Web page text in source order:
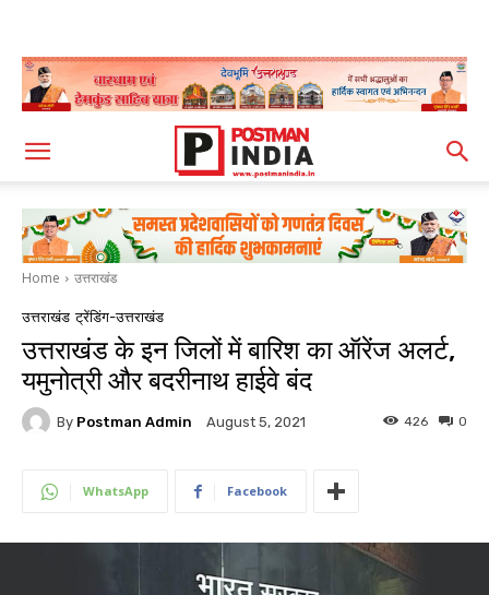
Home उत्तराखंड
उत्तराखंड ट्रेंडिंग-उत्तराखंड
उत्तराखंड के इन जिलों में बारिश का ऑरेंज अलर्ट,
यमुनोत्री और बदरीनाथ हाईवे बंद
By Postman Admin August 5, 2021 0
426
WhatsApp Facebook